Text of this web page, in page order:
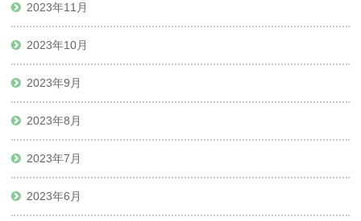
2023年11月
2023年10月
2023年9月
2023年8月
2023年7月
2023年6月